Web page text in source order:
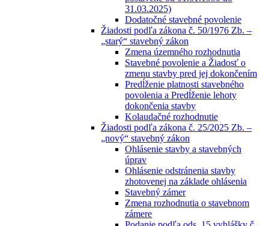
31.03.2025)
Dodatočné stavebné povolenie
Žiadosti podľa zákona č. 50/1976 Zb. –
„starý“ stavebný zákon
Zmena územného rozhodnutia
Stavebné povolenie a Žiadosť o
zmenu stavby pred jej dokončením
Predĺženie platnosti stavebného
povolenia a Predĺženie lehoty
dokončenia stavby
Kolaudačné rozhodnutie
Žiadosti podľa zákona č. 25/2025 Zb. –
„nový“ stavebný zákon
Ohlásenie stavby a stavebných
úprav
Ohlásenie odstránenia stavby
zhotovenej na základe ohlásenia
Stavebný zámer
Zmena rozhodnutia o stavebnom
zámere